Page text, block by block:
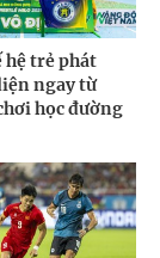
hệ trẻ phát
ngay từ
học đường